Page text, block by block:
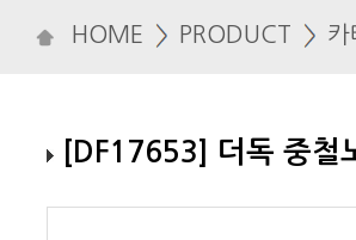
HOME PRODUCT 카
[DF17653] 더독 중철